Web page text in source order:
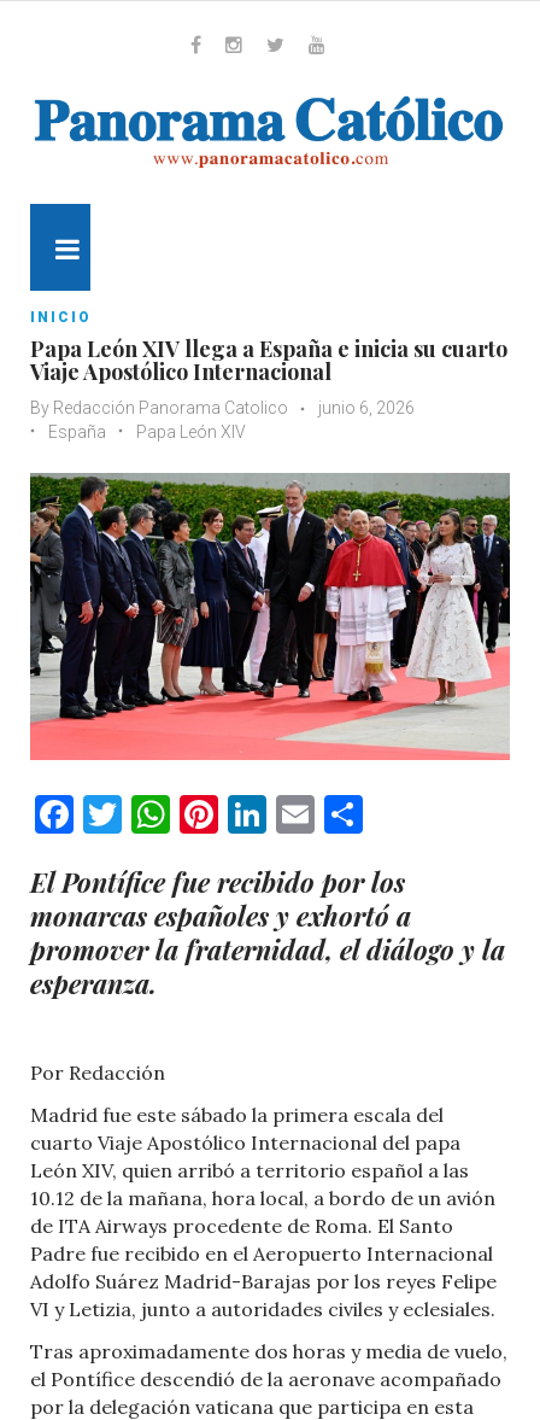
INICIO
Papa León XIV llega a España e inicia su cuarto
Viaje Apostólico Internacional
By Redacción Panorama Catolico
junio 6, 2026
España
Papa León XIV
Facebook
Twitter
WhatsApp
Pinterest
LinkedIn
Email
El Pontífice fue recibido por los
monarcas españoles y exhortó a
promover la fraternidad, el diálogo y la
esperanza.
Por Redacción
Madrid fue este sábado la primera escala del
cuarto Viaje Apostólico Internacional del papa
León XIV, quien arribó a territorio español a las
10.12 de la mañana, hora local, a bordo de un avión
de ITA Airways procedente de Roma. El Santo
Padre fue recibido en el Aeropuerto Internacional
Adolfo Suárez Madrid-Barajas por los reyes Felipe
VI y Letizia, junto a autoridades civiles y eclesiales.
Tras aproximadamente dos horas y media de vuelo,
el Pontífice descendió de la aeronave acompañado
por la delegación vaticana que participa en esta